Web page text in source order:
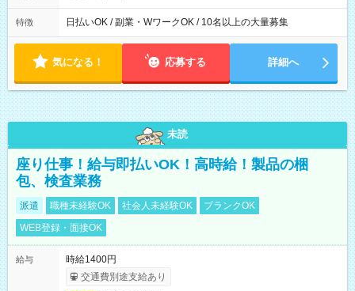
特徴 日払いOK / 副業・WワークOK / 10名以上の大量募集
気になる！ 応募する 詳細へ
未読
座り仕事！給与即払いOK！高時給！製品の梱
包、検査業務
派遣 職種未経験OK 社会人未経験OK
ブランクOK
WEB登録・面接OK
給与
時給1400円
交通費別途支給あり